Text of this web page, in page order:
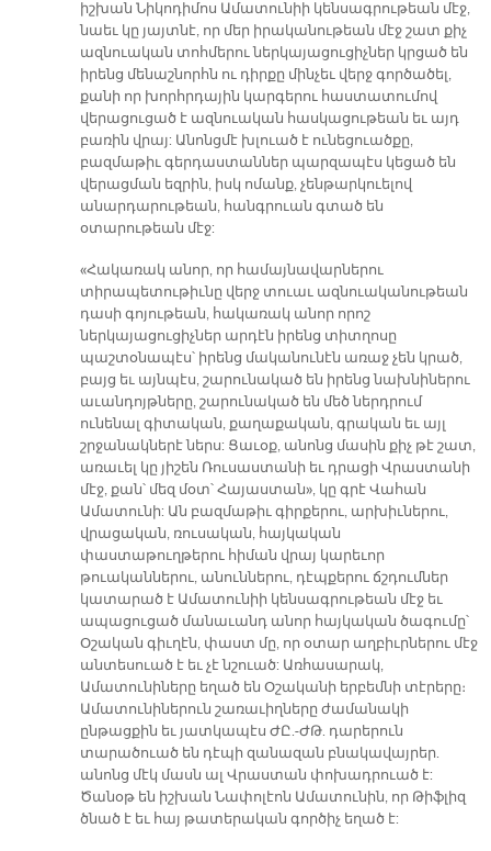
իշխան Նիկոդիմոս Ամատունիի կենսագրութեան մէջ,
նաեւ կը յայտնէ, որ մեր իրականութեան մէջ շատ քիչ
ազնուական տոհմերու ներկայացուցիչներ կրցած են
իրենց մենաշնորհն ու դիրքը մինչեւ վերջ գործածել,
քանի որ խորհրդային կարգերու հաստատումով
վերացուցած է ազնուական հասկացութեան եւ այդ
բառին վրայ: Անոնցմէ խլուած է ունեցուածքը,
բազմաթիւ գերդաստաններ պարզապէս կեցած են
վերացման եզրին, իսկ ոմանք, չենթարկուելով
անարդարութեան, հանգրուան գտած են
օտարութեան մէջ:
«Հակառակ անոր, որ համայնավարներու
տիրապետութիւնը վերջ տուաւ ազնուականութեան
դասի գոյութեան, հակառակ անոր որոշ
ներկայացուցիչներ արդէն իրենց տիտղոսը
պաշտօնապէս՝ իրենց մականունէն առաջ չեն կրած,
բայց եւ այնպէս, շարունակած են իրենց նախնիներու
աւանդոյթները, շարունակած են մեծ ներդրում
ունենալ գիտական, քաղաքական, գրական եւ այլ
շրջանակներէ ներս: Ցաւօք, անոնց մասին քիչ թէ շատ,
առաւել կը յիշեն Ռուսաստանի եւ դրացի Վրաստանի
մէջ, քան՝ մեզ մօտ՝ Հայաստան», կը գրէ Վահան
Ամատունի: Ան բազմաթիւ գիրքերու, արխիւներու,
վրացական, ռուսական, հայկական
փաստաթուղթերու հիման վրայ կարեւոր
թուականներու, անուններու, դէպքերու ճշդումներ
կատարած է Ամատունիի կենսագրութեան մէջ եւ
ապացուցած մանաւանդ անոր հայկական ծագումը՝
Օշական գիւղէն, փաստ մը, որ օտար աղբիւրներու մէջ
անտեսուած է եւ չէ նշուած: Առհասարակ,
Ամատունիները եղած են Օշականի երբեմնի տէրերը։
Ամատունիներուն շառաւիղները ժամանակի
ընթացքին եւ յատկապէս ԺԸ.-ԺԹ. դարերուն
տարածուած են դէպի զանազան բնակավայրեր.
անոնց մէկ մասն ալ Վրաստան փոխադրուած է:
Ծանօթ են իշխան Նափոլէոն Ամատունին, որ Թիֆլիզ
ծնած է եւ հայ թատերական գործիչ եղած է: